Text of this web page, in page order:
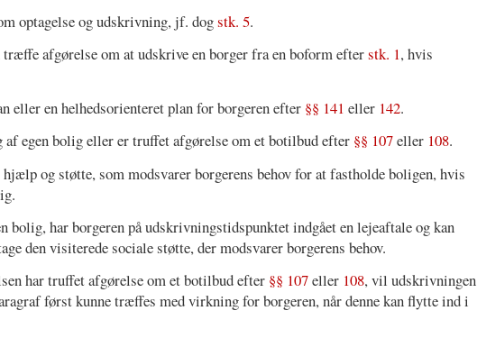
optagelse og udskrivning, jf. dogstk. 5.
afgørelse om at udskrive en borger fra en boform efterstk. 1, hvis
eller en helhedsorienteret plan for borgeren efter §§ 141 eller 142.
egen bolig eller er truffet afgørelse om et botilbud efter §§ 107eller 108.
og støtte, som modsvarer borgerens behov for at fastholde boligen, hvis
bolig, har borgeren på udskrivningstidspunktet indgået en lejeaftale og kan
den visiterede sociale støtte, der modsvarer borgerens behov.
har truffet afgørelse om et botilbud efter §§ 107eller 108, vil udskrivningen
først kunne træffes med virkning for borgeren, når denne kan flytte ind i